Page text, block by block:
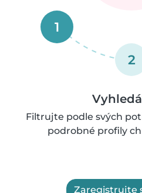
1
2
Filtrujte podle svých
podrobné profily
Zaregistrujte